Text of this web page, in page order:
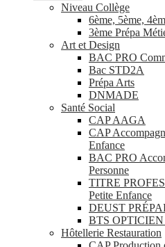
Niveau Collège
6ème, 5ème,
3ème Prépa
Art et Design
BAC PRO
Bac STD2A
Prépa Arts
DNMADE
Santé Social
CAP AAGA
CAP
Enfance
BAC PRO
Personne
TITRE
Petite Enfance
DEUST
BTS
Hôtellerie Restauration